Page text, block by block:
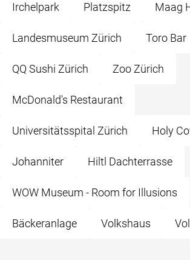
Irchelpark Platzspitz Maag
Landesmuseum Zürich Toro Bar
QQ Sushi Zürich Zoo Zürich
McDonald's Restaurant
Universitätsspital Zürich Holy
Johanniter Hiltl Dachterrasse
WOW Museum - Room for Illusions
Bäckeranlage Volkshaus